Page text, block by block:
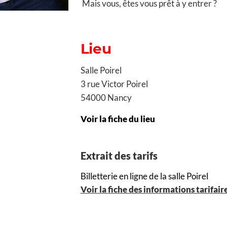
Mais vous, êtes vous prêt à y entrer ?
Lieu
Salle Poirel
3 rue Victor Poirel
54000 Nancy
Voir la fiche du lieu
Extrait des tarifs
Billetterie en ligne de la salle Poirel
Voir la fiche des informations